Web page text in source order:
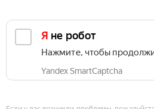
Я не робот
Нажмите, чтобы
Yandex SmartCaptcha